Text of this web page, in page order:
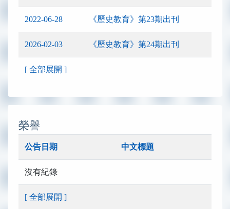
2022-06-28 《歷史教育》第23期出刊
2026-02-03 《歷史教育》第24期出刊
[ 全部展開 ]
榮譽
公告日期 中文標題
沒有紀錄
[ 全部展開 ]